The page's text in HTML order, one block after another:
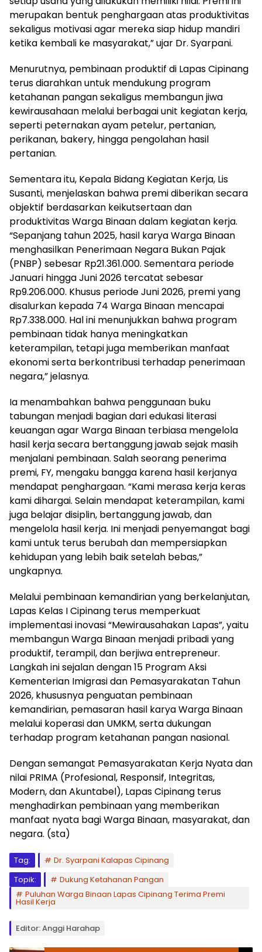
merupakan bentuk penghargaan atas produktivitas
sekaligus motivasi agar mereka siap hidup mandiri
ketika kembali ke masyarakat,” ujar Dr. Syarpani.
Menurutnya, pembinaan produktif di Lapas Cipinang
terus diarahkan untuk mendukung program
ketahanan pangan sekaligus membangun jiwa
kewirausahaan melalui berbagai unit kegiatan kerja,
seperti peternakan ayam petelur, pertanian,
perikanan, bakery, hingga pengolahan hasil
pertanian.
Sementara itu, Kepala Bidang Kegiatan Kerja, Lis
Susanti, menjelaskan bahwa premi diberikan secara
objektif berdasarkan keikutsertaan dan
produktivitas Warga Binaan dalam kegiatan kerja.
“Sepanjang tahun 2025, hasil karya Warga Binaan
menghasilkan Penerimaan Negara Bukan Pajak
(PNBP) sebesar Rp21.361.000. Sementara periode
Januari hingga Juni 2026 tercatat sebesar
Rp9.206.000. Khusus periode Juni 2026, premi yang
disalurkan kepada 74 Warga Binaan mencapai
Rp7.338.000. Hal ini menunjukkan bahwa program
pembinaan tidak hanya meningkatkan
keterampilan, tetapi juga memberikan manfaat
ekonomi serta berkontribusi terhadap penerimaan
negara,” jelasnya.
Ia menambahkan bahwa penggunaan buku
tabungan menjadi bagian dari edukasi literasi
keuangan agar Warga Binaan terbiasa mengelola
hasil kerja secara bertanggung jawab sejak masih
menjalani pembinaan. Salah seorang penerima
premi, FY, mengaku bangga karena hasil kerjanya
mendapat penghargaan. “Kami merasa kerja keras
kami dihargai. Selain mendapat keterampilan, kami
juga belajar disiplin, bertanggung jawab, dan
mengelola hasil kerja. Ini menjadi penyemangat bagi
kami untuk terus berubah dan mempersiapkan
kehidupan yang lebih baik setelah bebas,”
ungkapnya.
Melalui pembinaan kemandirian yang berkelanjutan,
Lapas Kelas I Cipinang terus memperkuat
implementasi inovasi “Mewirausahakan Lapas”, yaitu
membangun Warga Binaan menjadi pribadi yang
produktif, terampil, dan berjiwa entrepreneur.
Langkah ini sejalan dengan 15 Program Aksi
Kementerian Imigrasi dan Pemasyarakatan Tahun
2026, khususnya penguatan pembinaan
kemandirian, pemasaran hasil karya Warga Binaan
melalui koperasi dan UMKM, serta dukungan
terhadap program ketahanan pangan nasional.
Dengan semangat Pemasyarakatan Kerja Nyata dan
nilai PRIMA (Profesional, Responsif, Integritas,
Modern, dan Akuntabel), Lapas Cipinang terus
menghadirkan pembinaan yang memberikan
manfaat nyata bagi Warga Binaan, masyarakat, dan
negara. (sta)
Tag:
Dr. Syarpani Kalapas Cipinang
Topik:
Dukung Ketahanan Pangan
Puluhan Warga Binaan Lapas Cipinang Terima Premi
Hasil Kerja
Editor: Anggi Harahap